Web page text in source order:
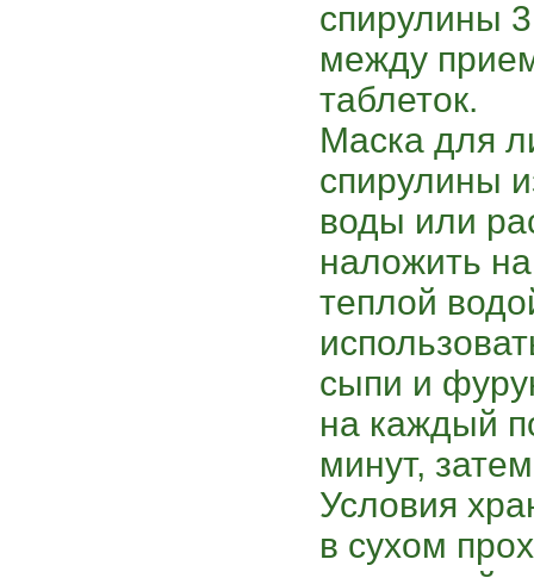
спирулины
между
таблеток.
Маска для
спирулины
воды или
наложить
теплой
сыпи и
на каждый
минут,
Условия
в сухом